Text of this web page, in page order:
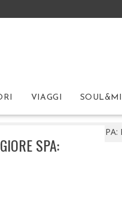
VIAGGI
DI SALSOMAGGIORE
SPA: